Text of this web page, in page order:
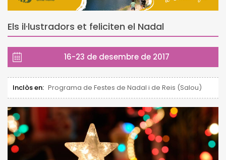
Els il·lustradors et feliciten el Nadal
16-23 de desembre de 2017
Inclòs en: Programa de Festes de Nadal i de Reis (Salou)